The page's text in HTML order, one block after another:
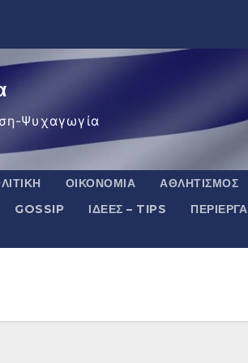
Ψυχαγωγία
ΟΙΚΟΝΟΜΊΑ ΑΘΛΗΤΙΣΜΌΣ
GOSSIP ΙΔΈΕΣ – TIPS ΠΕΡΊΕΡΓΑ